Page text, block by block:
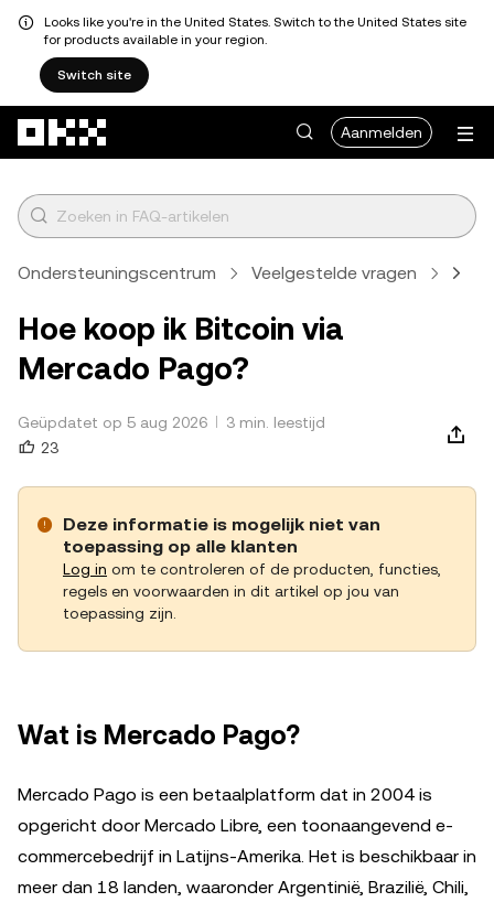
Looks like you're in the United States. Switch to the United States site
for products available in your region.
Switch site
Aanmelden
Ondersteuningscentrum Veelgestelde vragen
Hoe koop ik Bitcoin via
Mercado Pago?
Geüpdatet op 5 aug 2026
3 min. leestijd
23
Deze informatie is mogelijk niet van
toepassing op alle klanten
Log in om te controleren of de producten, functies,
regels en voorwaarden in dit artikel op jou van
toepassing zijn.
Wat is Mercado Pago?
Mercado Pago is een betaalplatform dat in 2004 is
opgericht door Mercado Libre, een toonaangevend e-
commercebedrijf in Latijns-Amerika. Het is beschikbaar in
meer dan 18 landen, waaronder Argentinië, Brazilië, Chili,